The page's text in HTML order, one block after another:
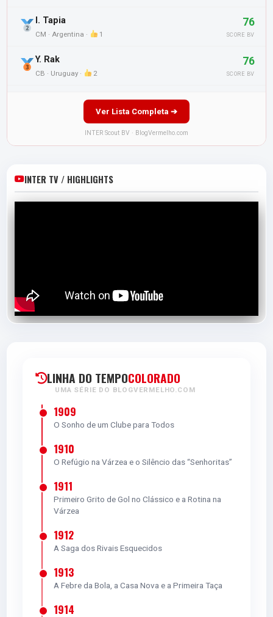
I. Tapia
CM · Argentina · 1
76
SCORE BV
Y. Rak
CB · Uruguay · 2
76
SCORE BV
Ver Lista Completa ➔
INTER Scout BV · BlogVermelho.com
INTER TV / HIGHLIGHTS
LINHA DO TEMPOCOLORADO
UMA SÉRIE DO BLOGVERMELHO.COM
1909
O Sonho de um Clube para Todos
1910
O Refúgio na Várzea e o Silêncio das “Senhoritas”
1911
Primeiro Grito de Gol no Clássico e a Rotina na
Várzea
1912
A Saga dos Rivais Esquecidos
1913
A Febre da Bola, a Casa Nova e a Primeira Taça
1914